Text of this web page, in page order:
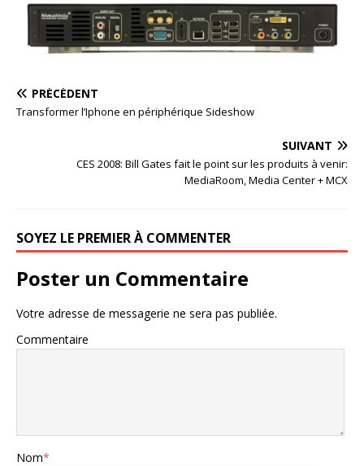
PRÉCÉDENT
Transformer l’Iphone en périphérique Sideshow
SUIVANT
CES 2008: Bill Gates fait le point sur les produits à venir:
MediaRoom, Media Center + MCX
SOYEZ LE PREMIER À COMMENTER
Poster un Commentaire
Votre adresse de messagerie ne sera pas publiée.
Commentaire
Nom*